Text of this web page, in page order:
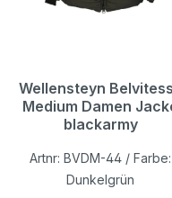
Wellensteyn
Medium Damen
blackarmy
Artnr: BVDM-44 / Farbe:
Dunkelgrün